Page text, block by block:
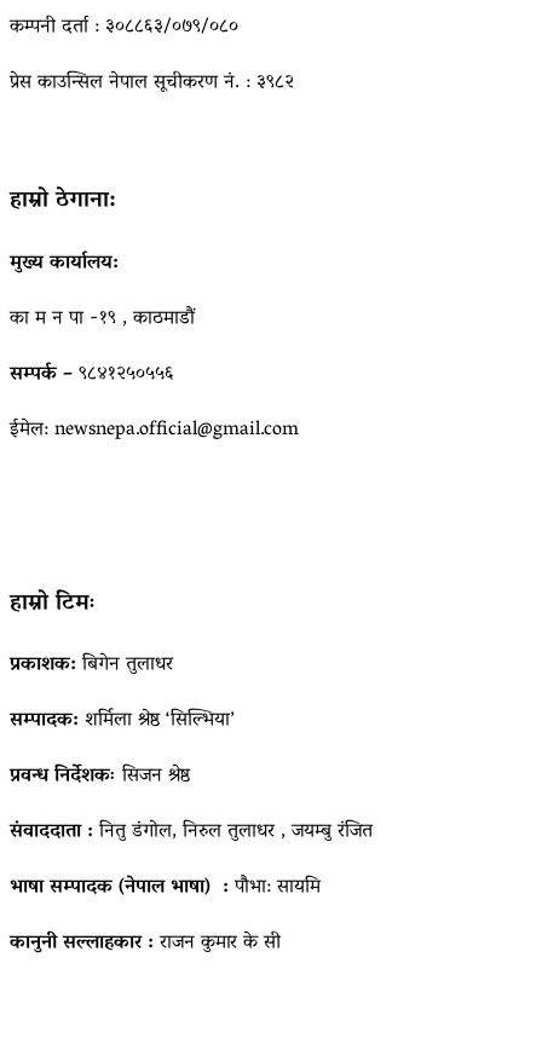
कम्पनी दर्ता : ३०८८६३/०७९/०८०
प्रेस काउन्सिल नेपाल सूचीकरण नं. : ३९८२
हाम्रो ठेगाना:
मुख्य कार्यालय:
का म न पा -१९ , काठमाडौं
सम्पर्क –९८४१२५०५५६
ईमेल: newsnepa.official@gmail.com
हाम्रो टिमः
प्रकाशक:बिगेन तुलाधर
सम्पादक: शर्मिला श्रेष्ठ ‘सिल्भिया’
प्रवन्ध निर्देशकःसिजन श्रेष्ठ
संवाददाता :नितु डंगोल, निरुल तुलाधर , जयम्बु रंजित
भाषा सम्पादक (नेपाल भाषा) :पौभा: सायमि
कानुनी सल्लाहकार :राजन कुमार के सी